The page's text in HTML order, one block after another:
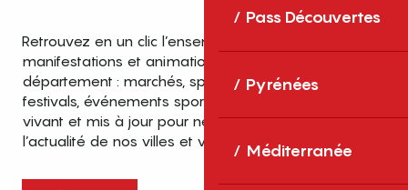
Pass Découvertes
Pyrénées
Méditerranée
Retrouvez en un clic l’ensemble des fêtes,
manifestations et animations recensées dans le
département : marchés, spectacles, expositions,
festivals, événements sportifs et culturels… un agenda
vivant et mis à jour pour ne rien manquer de
l’actualité de nos villes et villages.